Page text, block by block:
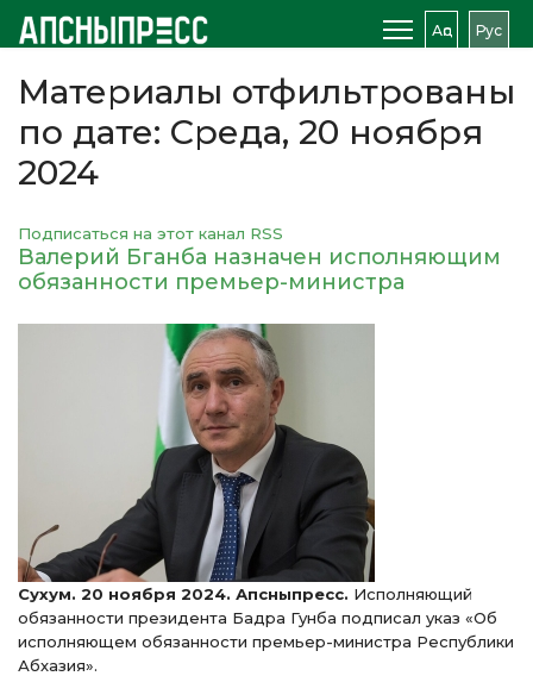
Аԥс Рус
Материалы отфильтрованы
по дате: Среда, 20 ноября
2024
Подписаться на этот канал RSS
Валерий Бганба назначен исполняющим
обязанности премьер-министра
Сухум. 20 ноября 2024. Апсныпресс. Исполняющий
обязанности президента Бадра Гунба подписал указ «Об
исполняющем обязанности премьер-министра Республики
Абхазия».